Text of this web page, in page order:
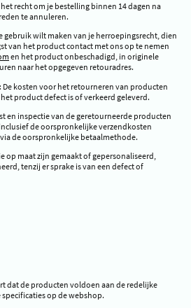
recht om je bestelling binnen 14 dagen na
te annuleren.
gebruik wilt maken van je herroepingsrecht, dien
van het product contact met ons op te nemen
en het product onbeschadigd, in originele
naar het opgegeven retouradres.
: De kosten voor het retourneren van producten
product defect is of verkeerd geleverd.
en inspectie van de geretourneerde producten
de oorspronkelijke verzendkosten
de oorspronkelijke betaalmethode.
op maat zijn gemaakt of gepersonaliseerd,
tenzij er sprake is van een defect of
dat de producten voldoen aan de redelijke
op de webshop.